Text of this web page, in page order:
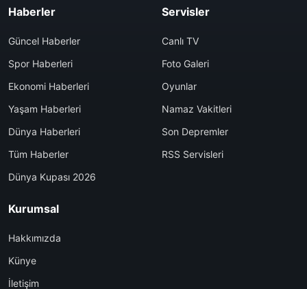
Haberler
Güncel Haberler
Spor Haberleri
Ekonomi Haberleri
Yaşam Haberleri
Dünya Haberleri
Tüm Haberler
Dünya Kupası 2026
Servisler
Canlı TV
Foto Galeri
Oyunlar
Namaz Vakitleri
Son Depremler
RSS Servisleri
Kurumsal
Hakkımızda
Künye
İletişim